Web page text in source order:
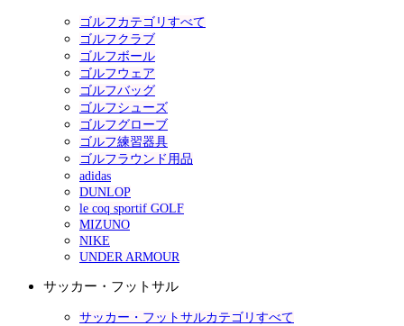
ゴルフカテゴリすべて
ゴルフクラブ
ゴルフボール
ゴルフウェア
ゴルフバッグ
ゴルフシューズ
ゴルフグローブ
ゴルフ練習器具
ゴルフラウンド用品
adidas
DUNLOP
le coq sportif GOLF
MIZUNO
NIKE
UNDER ARMOUR
サッカー・フットサル
サッカー・フットサルカテゴリすべて